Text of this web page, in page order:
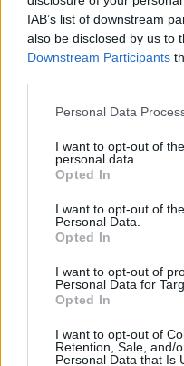
IAB’s list of downstream
also be disclosed by us to
Downstream Participants
Please note that this
not limited to your visit or
grant or deny consent to
use your data for below
consent section.
Personal Data
I want to opt-out of
personal data.
Opted In
I want to opt-out of
Personal Data.
Opted In
I want to opt-out of
Personal Data for
Opted In
I want to opt-out of
Retention, Sale, and/
Personal Data that Is
A BAROKK ÖSSZES
KIVÁLÓ PROGRAM
GYŐRBEN
Középpontban a